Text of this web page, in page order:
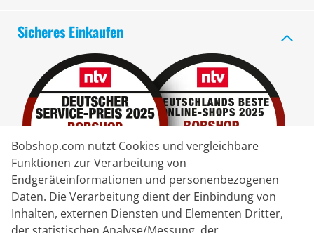
Sicheres Einkaufen
Bobshop.com nutzt Cookies und vergleichbare
Funktionen zur Verarbeitung von
Endgeräteinformationen und personenbezogenen
Daten. Die Verarbeitung dient der Einbindung von
Inhalten, externen Diensten und Elementen Dritter,